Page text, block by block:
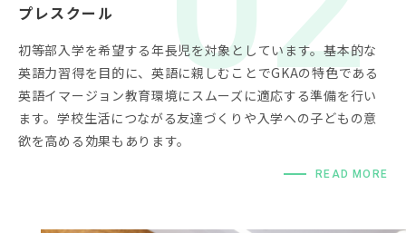
プレスクール
初等部入学を希望する年長児を対象としています。基本的な
英語力習得を目的に、英語に親しむことでGKAの特色である
英語イマージョン教育環境にスムーズに適応する準備を行い
ます。学校生活につながる友達づくりや入学への子どもの意
欲を高める効果もあります。
READ MORE